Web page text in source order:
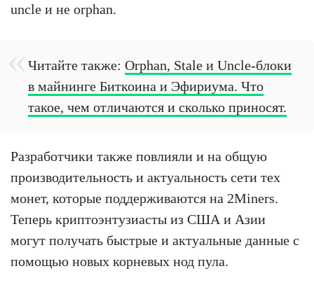
uncle и не orphan.
Читайте также: Orphan, Stale и Uncle-блоки
в майнинге Биткоина и Эфириума. Что
такое, чем отличаются и сколько приносят.
Разработчики также повлияли и на общую
производительность и актуальность сети тех
монет, которые поддерживаются на 2Miners.
Теперь криптоэнтузиасты из США и Азии
могут получать быстрые и актуальные данные с
помощью новых корневых нод пула.